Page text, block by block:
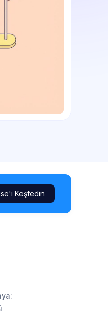
Keşfedin